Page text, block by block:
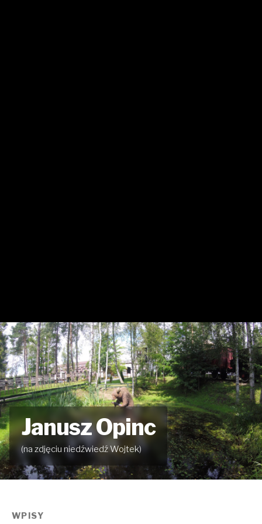
Janusz Opinc
(na zdjęciu niedźwiedź Wojtek)
WPISY